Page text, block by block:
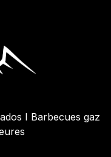
I Barbecues gaz